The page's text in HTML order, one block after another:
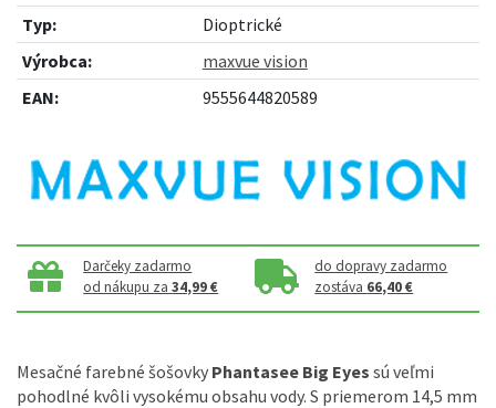
Typ:
Dioptrické
Výrobca:
maxvue vision
EAN:
9555644820589
Darčeky zadarmo
od nákupu za34,99 €
do dopravy zadarmo
zostáva 66,40 €
Mesačné farebné šošovky Phantasee Big Eyes sú veľmi
pohodlné kvôli vysokému obsahu vody. S priemerom 14,5 mm